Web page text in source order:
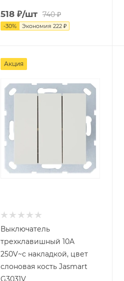
518 ₽/шт 740₽
-30% Экономия 222 ₽
Акция
Выключатель
трехклавишный 10A
250V~с накладкой, цвет
слоновая кость Jasmart
G3031V